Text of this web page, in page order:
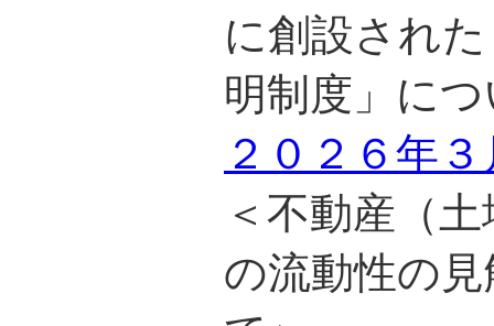
に創設され
明制度」に
２０２６年
＜不動産（
の流動性の